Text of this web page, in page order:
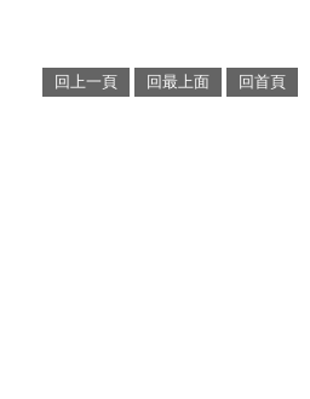
回上一頁 回最上面 回首頁